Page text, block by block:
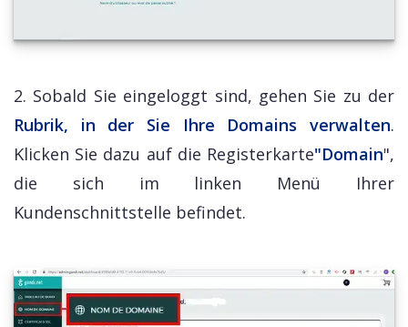
2. Sobald Sie eingeloggt sind, gehen Sie zu der
Rubrik, in der Sie Ihre Domains verwalten.
Klicken Sie dazu auf die Registerkarte"Domain",
die sich im linken Menü Ihrer
Kundenschnittstelle befindet.